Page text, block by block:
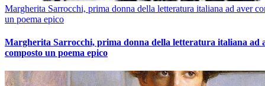
Margherita Sarrocchi, prima donna della letteratura italiana ad aver
un poema epico
Margherita Sarrocchi, prima donna della letteratura italiana ad
composto un poema epico